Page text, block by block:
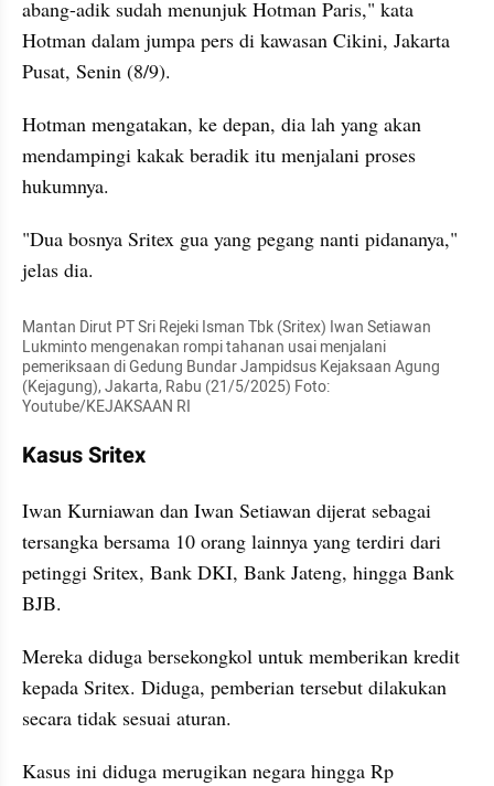
abang-adik sudah menunjuk Hotman Paris," kata
Hotman dalam jumpa pers di kawasan Cikini, Jakarta
Pusat, Senin (8/9).
Hotman mengatakan, ke depan, dia lah yang akan
mendampingi kakak beradik itu menjalani proses
hukumnya.
"Dua bosnya Sritex gua yang pegang nanti pidananya,"
jelas dia.
Mantan Dirut PT Sri Rejeki Isman Tbk (Sritex) Iwan Setiawan
Lukminto mengenakan rompi tahanan usai menjalani
pemeriksaan di Gedung Bundar Jampidsus Kejaksaan Agung
(Kejagung), Jakarta, Rabu (21/5/2025) Foto:
Youtube/KEJAKSAAN RI
Kasus Sritex
Iwan Kurniawan dan Iwan Setiawan dijerat sebagai
tersangka bersama 10 orang lainnya yang terdiri dari
petinggi Sritex, Bank DKI, Bank Jateng, hingga Bank
BJB.
Mereka diduga bersekongkol untuk memberikan kredit
kepada Sritex. Diduga, pemberian tersebut dilakukan
secara tidak sesuai aturan.
Kasus ini diduga merugikan negara hingga Rp